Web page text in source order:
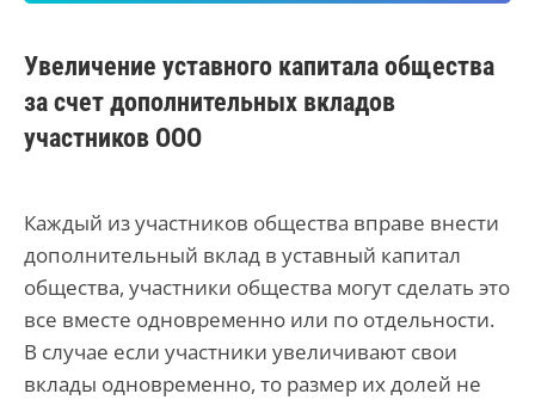
Увеличение уставного капитала общества
за счет дополнительных вкладов
участников ООО
Каждый из участников общества вправе внести
дополнительный вклад в уставный капитал
общества, участники общества могут сделать это
все вместе одновременно или по отдельности.
В случае если участники увеличивают свои
вклады одновременно, то размер их долей не